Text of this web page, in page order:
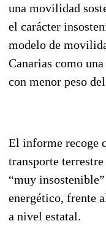
una movilidad
el carácter
modelo de
Canarias como
con menor peso
El informe recoge
transporte terrestre
“muy
energético, frente
a nivel estatal.